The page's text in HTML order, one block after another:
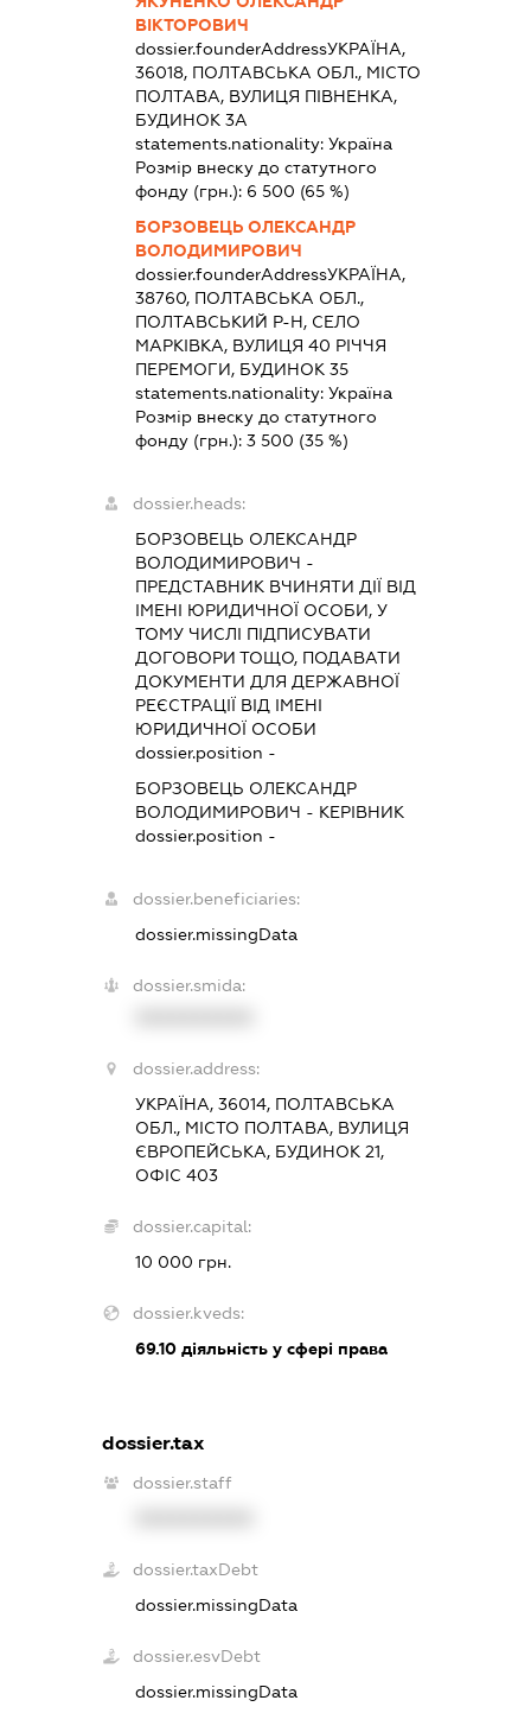
ВІКТОРОВИЧ
dossier.founderAddressУКРАЇНА,
36018, ПОЛТАВСЬКА ОБЛ., МІСТО
ПОЛТАВА, ВУЛИЦЯ ПІВНЕНКА,
БУДИНОК 3А
statements.nationality:Україна
Розмір внеску до статутного
фонду (грн.): 6 500 (65 %)
БОРЗОВЕЦЬ ОЛЕКСАНДР
ВОЛОДИМИРОВИЧ
dossier.founderAddressУКРАЇНА,
38760, ПОЛТАВСЬКА ОБЛ.,
ПОЛТАВСЬКИЙ Р-Н, СЕЛО
МАРКІВКА, ВУЛИЦЯ 40 РІЧЧЯ
ПЕРЕМОГИ, БУДИНОК 35
statements.nationality:Україна
Розмір внеску до статутного
фонду (грн.):3 500 (35 %)
dossier.heads:
БОРЗОВЕЦЬ ОЛЕКСАНДР
ВОЛОДИМИРОВИЧ -
ПРЕДСТАВНИК ВЧИНЯТИ ДІЇ ВІД
ІМЕНІ ЮРИДИЧНОЇ ОСОБИ, У
ТОМУ ЧИСЛІ ПІДПИСУВАТИ
ДОГОВОРИ ТОЩО, ПОДАВАТИ
ДОКУМЕНТИ ДЛЯ ДЕРЖАВНОЇ
РЕЄСТРАЦІЇ ВІД ІМЕНІ
ЮРИДИЧНОЇ ОСОБИ
dossier.position -
БОРЗОВЕЦЬ ОЛЕКСАНДР
ВОЛОДИМИРОВИЧ - КЕРІВНИК
dossier.position -
dossier.beneficiaries:
dossier.missingData
dossier.smida:
dossier.address:
УКРАЇНА, 36014, ПОЛТАВСЬКА
ОБЛ., МІСТО ПОЛТАВА, ВУЛИЦЯ
ЄВРОПЕЙСЬКА, БУДИНОК 21,
ОФІС 403
dossier.capital:
10 000 грн.
dossier.kveds:
69.10 діяльність у сфері права
dossier.tax
dossier.staff
dossier.taxDebt
dossier.missingData
dossier.esvDebt
dossier.missingData